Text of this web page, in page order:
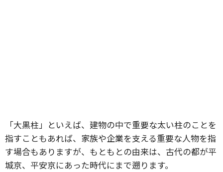
「大黒柱」といえば、建物の中で重要な太い柱のことを
指すこともあれば、家族や企業を支える重要な人物を指
す場合もありますが、もともとの由来は、古代の都が平
城京、平安京にあった時代にまで遡ります。